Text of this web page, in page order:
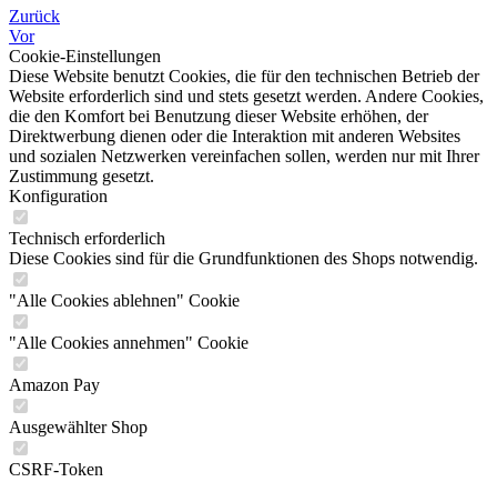
Zurück
Vor
Cookie-Einstellungen
Diese Website benutzt Cookies, die für den technischen Betrieb der
Website erforderlich sind und stets gesetzt werden. Andere Cookies,
die den Komfort bei Benutzung dieser Website erhöhen, der
Direktwerbung dienen oder die Interaktion mit anderen Websites
und sozialen Netzwerken vereinfachen sollen, werden nur mit Ihrer
Zustimmung gesetzt.
Konfiguration
Technisch erforderlich
Diese Cookies sind für die Grundfunktionen des Shops notwendig.
"Alle Cookies ablehnen" Cookie
"Alle Cookies annehmen" Cookie
Amazon Pay
Ausgewählter Shop
CSRF-Token